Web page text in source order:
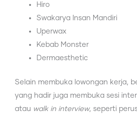
⁠Hiro
⁠Swakarya Insan Mandiri
⁠Uperwax
⁠Kebab Monster
⁠Dermaesthetic
Selain membuka lowongan kerja,
yang hadir juga membuka sesi
atau walk in interview, seperti